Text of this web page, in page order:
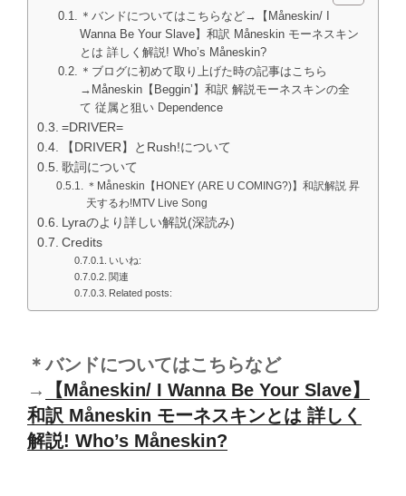
＊バンドについてはこちらなど→【Måneskin/ I
Wanna Be Your Slave】和訳 Måneskin モーネスキン
とは 詳しく解説! Who’s Måneskin?
＊ブログに初めて取り上げた時の記事はこちら
→Måneskin【Beggin’】和訳 解説モーネスキンの全
て 従属と狙い Dependence
=DRIVER=
【DRIVER】とRush!について
歌詞について
＊Måneskin【HONEY (ARE U COMING?)】和訳解説 昇
天するわ!MTV Live Song
Lyraのより詳しい解説(深読み)
Credits
いいね:
関連
Related posts:
＊バンドについてはこちらなど
→
【Måneskin/ I Wanna Be Your Slave】
和訳 Måneskin モーネスキンとは 詳しく
解説! Who’s Måneskin?